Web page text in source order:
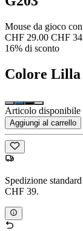
Mouse da gioco
CHF 29.00 CHF
16% di sconto
Colore Lilla
Articolo disponibile
Aggiungi al carrello
Spedizione
CHF 39.